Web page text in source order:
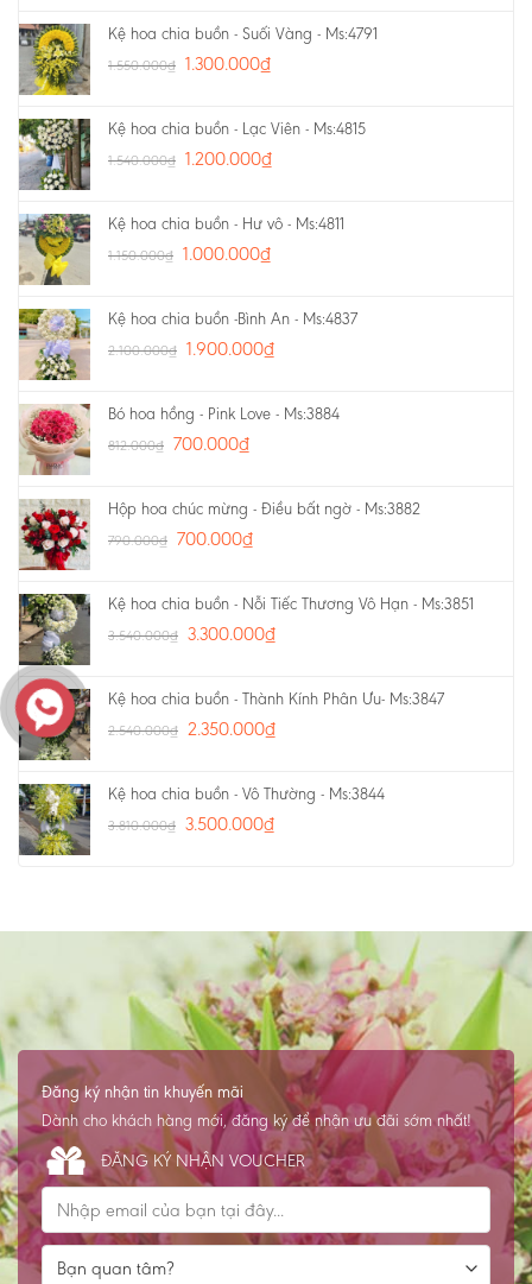
Kệ hoa chia buồn - Suối Vàng - Ms:4791
1.550.000₫ 1.300.000₫
Kệ hoa chia buồn - Lạc Viên - Ms:4815
1.540.000₫ 1.200.000₫
Kệ hoa chia buồn - Hư vô - Ms:4811
1.150.000₫ 1.000.000₫
Kệ hoa chia buồn -Bình An - Ms:4837
2.100.000₫ 1.900.000₫
Bó hoa hồng - Pink Love - Ms:3884
812.000₫ 700.000₫
Hộp hoa chúc mừng - Điều bất ngờ - Ms:3882
790.000₫ 700.000₫
Kệ hoa chia buồn - Nỗi Tiếc Thương Vô Hạn - Ms:3851
3.540.000₫ 3.300.000₫
Kệ hoa chia buồn - Thành Kính Phân Ưu- Ms:3847
2.540.000₫ 2.350.000₫
Kệ hoa chia buồn - Vô Thường - Ms:3844
3.810.000₫ 3.500.000₫
Đăng ký nhận tin khuyến mãi
Dành cho khách hàng mới, đăng ký để nhận ưu đãi sớm nhất!
ĐĂNG KÝ NHẬN VOUCHER